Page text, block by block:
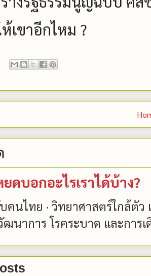
เขาอีกไหม ?
ดบอกอะไรเราได้บ้าง?
คนไทย · วิทยาศาสตร์ใกล้ตัว
ฒนาการ โรคระบาด และการ